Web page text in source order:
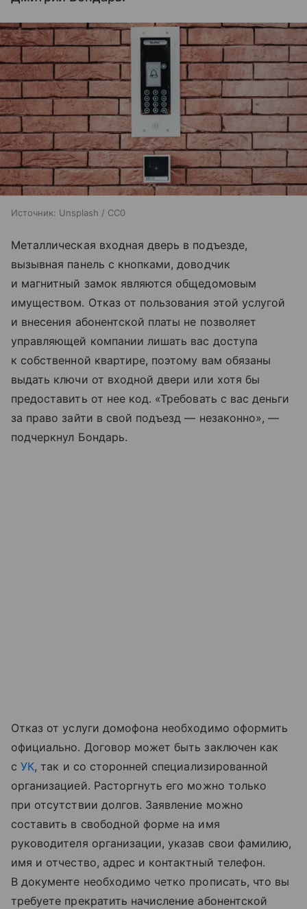
Источник: Unsplash / CC0
Металлическая входная дверь в подъезде,
вызывная панель с кнопками, доводчик
и магнитный замок являются общедомовым
имуществом. Отказ от пользования этой услугой
и внесения абонентской платы не позволяет
управляющей компании лишать вас доступа
к собственной квартире, поэтому вам обязаны
выдать ключи от входной двери или хотя бы
предоставить от нее код. «Требовать с вас деньги
за право зайти в свой подъезд — незаконно», —
подчеркнул Бондарь.
Отказ от услуги домофона необходимо оформить
официально. Договор может быть заключен как
сУК, так и со сторонней специализированной
организацией. Расторгнуть его можно только
при отсутствии долгов. Заявление можно
составить в свободной форме на имя
руководителя организации, указав свои фамилию,
имя и отчество, адрес и контактный телефон.
В документе необходимо четко прописать, что вы
требуете прекратить начисление абонентской